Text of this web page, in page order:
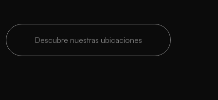
Descubre nuestras ubicaciones